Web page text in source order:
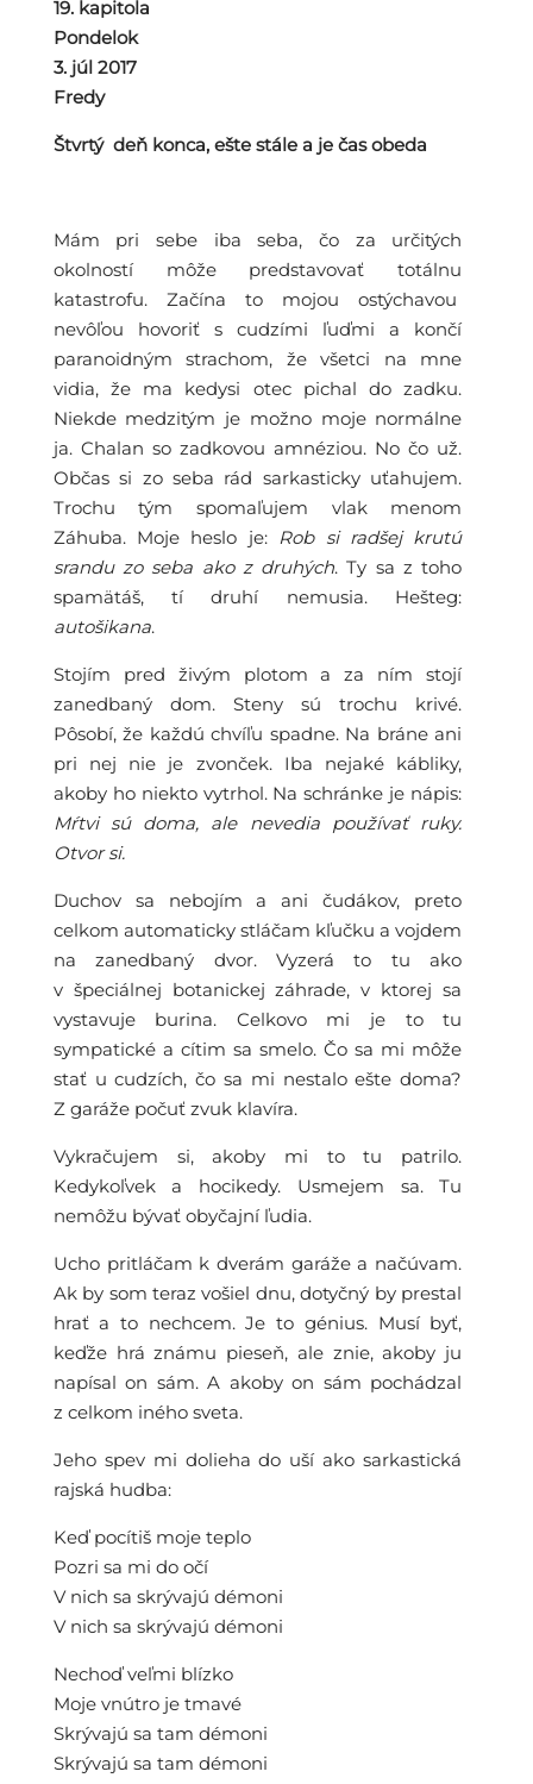
19. kapitola
Pondelok
3. júl 2017
Fredy
Štvrtý deň konca, ešte stále a je čas obeda
Mám pri sebe iba seba, čo za určitých
okolností môže predstavovať totálnu
katastrofu. Začína to mojou ostýchavou
nevôľou hovoriť s cudzími ľuďmi a končí
paranoidným strachom, že všetci na mne
vidia, že ma kedysi otec pichal do zadku.
Niekde medzitým je možno moje normálne
ja. Chalan so zadkovou amnéziou. No čo už.
Občas si zo seba rád sarkasticky uťahujem.
Trochu tým spomaľujem vlak menom
Záhuba. Moje heslo je: Rob si radšej krutú
srandu zo seba ako z druhých. Ty sa z toho
spamätáš, tí druhí nemusia. Hešteg:
autošikana.
Stojím pred živým plotom a za ním stojí
zanedbaný dom. Steny sú trochu krivé.
Pôsobí, že každú chvíľu spadne. Na bráne ani
pri nej nie je zvonček. Iba nejaké kábliky,
akoby ho niekto vytrhol. Na schránke je nápis:
Mŕtvi sú doma, ale nevedia používať ruky.
Otvor si.
Duchov sa nebojím a ani čudákov, preto
celkom automaticky stláčam kľučku a vojdem
na zanedbaný dvor. Vyzerá to tu ako
v špeciálnej botanickej záhrade, v ktorej sa
vystavuje burina. Celkovo mi je to tu
sympatické a cítim sa smelo. Čo sa mi môže
stať u cudzích, čo sa mi nestalo ešte doma?
Z garáže počuť zvuk klavíra.
Vykračujem si, akoby mi to tu patrilo.
Kedykoľvek a hocikedy. Usmejem sa. Tu
nemôžu bývať obyčajní ľudia.
Ucho pritláčam k dverám garáže a načúvam.
Ak by som teraz vošiel dnu, dotyčný by prestal
hrať a to nechcem. Je to génius. Musí byť,
keďže hrá známu pieseň, ale znie, akoby ju
napísal on sám. A akoby on sám pochádzal
z celkom iného sveta.
Jeho spev mi dolieha do uší ako sarkastická
rajská hudba:
Keď pocítiš moje teplo
Pozri sa mi do očí
V nich sa skrývajú démoni
V nich sa skrývajú démoni
Nechoď veľmi blízko
Moje vnútro je tmavé
Skrývajú sa tam démoni
Skrývajú sa tam démoni